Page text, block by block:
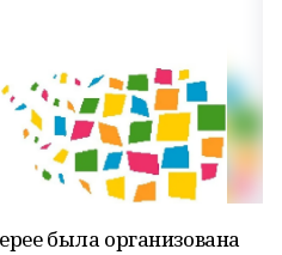
была организована